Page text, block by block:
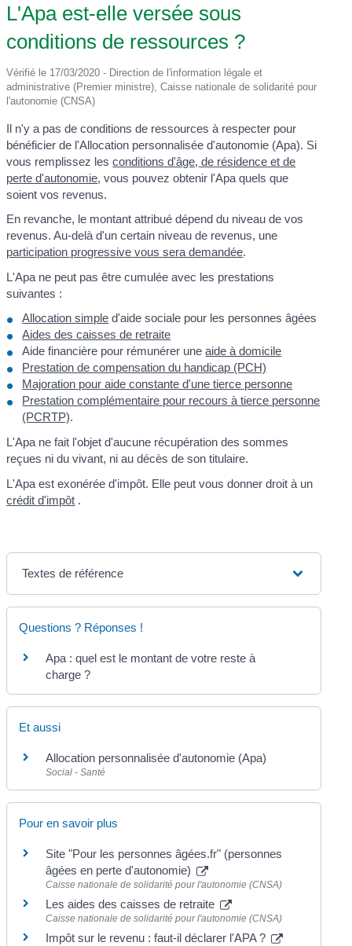
L'Apa est-elle versée sous
conditions de ressources ?
Vérifié le 17/03/2020 - Direction de l'information légale et
administrative (Premier ministre), Caisse nationale de solidarité pour
l'autonomie (CNSA)
Il n'y a pas de conditions de ressources à respecter pour
bénéficier de l'Allocation personnalisée d'autonomie (Apa). Si
vous remplissez lesconditions d'âge, de résidence et de
perte d'autonomie, vous pouvez obtenir l'Apa quels que
soient vos revenus.
En revanche, le montant attribué dépend du niveau de vos
revenus. Au-delà d'un certain niveau de revenus, une
participation progressive vous sera demandée.
L'Apa ne peut pas être cumulée avec les prestations
suivantes :
Allocation simple d'aide sociale pour les personnes âgées
Aides des caisses de retraite
Aide financière pour rémunérer uneaide à domicile
Prestation de compensation du handicap (PCH)
Majoration pour aide constante d'une tierce personne
Prestation complémentaire pour recours à tierce personne
(PCRTP).
L'Apa ne fait l'objet d'aucune récupération des sommes
reçues ni du vivant, ni au décès de son titulaire.
L'Apa est exonérée d'impôt. Elle peut vous donner droit à un
crédit d'impôt .
Textes de référence
Questions ? Réponses !
Apa : quel est le montant de votre reste à
charge ?
Et aussi
Allocation personnalisée d'autonomie (Apa)
Social - Santé
Pour en savoir plus
Site "Pour les personnes âgées.fr" (personnes
âgées en perte d'autonomie)
Caisse nationale de solidarité pour l'autonomie (CNSA)
Les aides des caisses de retraite
Caisse nationale de solidarité pour l'autonomie (CNSA)
Impôt sur le revenu : faut-il déclarer l'APA ?